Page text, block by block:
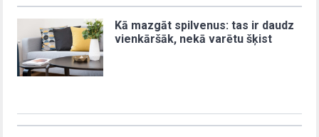
Kā mazgāt spilvenus: tas ir daudz
vienkāršāk, nekā varētu šķist